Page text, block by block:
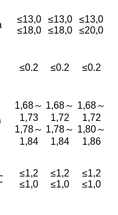
≤13,0
≤18,0
≤13,0
≤18,0
≤13,0
≤20,0
≤0.2 ≤0.2 ≤0.2
1,68～
1,73
1,78～
1,84
1,68～
1,72
1,78～
1,84
1,68～
1,72
1,80～
1,86
≤1,2
≤1,0
≤1,2
≤1,0
≤1,2
≤1,0